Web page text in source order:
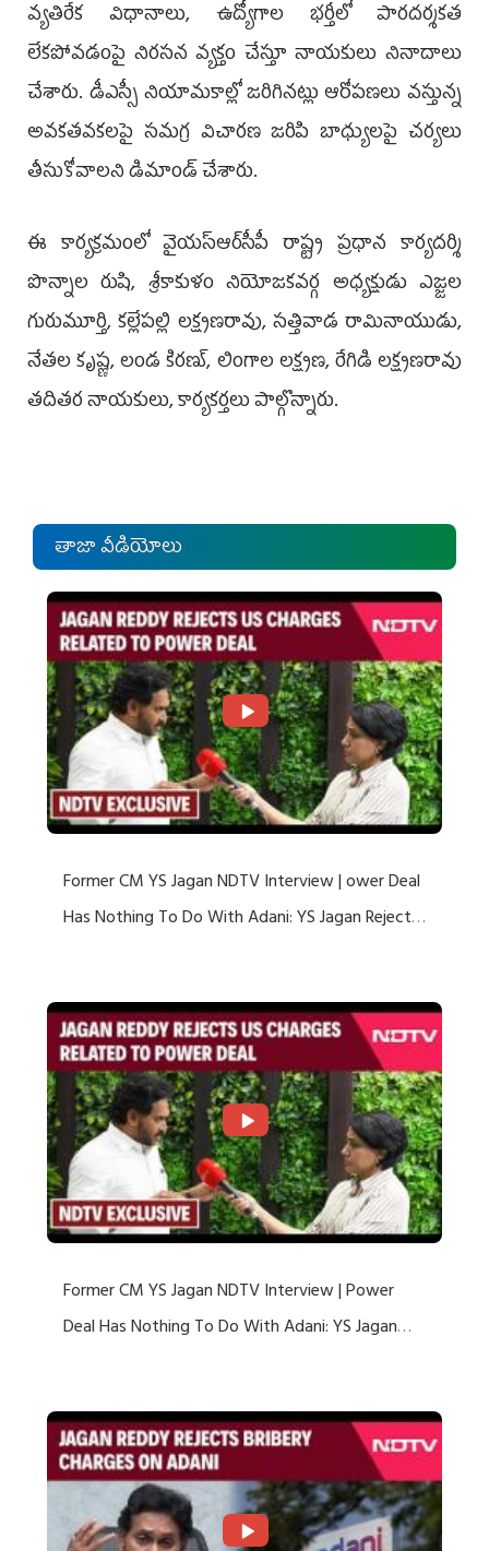
వ్యతిరేక విధానాలు, ఉద్యోగాల భర్తీలో పారదర్శకత
లేకపోవడంపై నిరసన వ్యక్తం చేస్తూ నాయకులు నినాదాలు
చేశారు. డీఎస్సీ నియామకాల్లో జరిగినట్లు ఆరోపణలు వస్తున్న
అవకతవకలపై సమగ్ర విచారణ జరిపి బాధ్యులపై చర్యలు
తీసుకోవాలని డిమాండ్ చేశారు.
ఈ కార్యక్రమంలో వైయ‌స్ఆర్‌సీపీ రాష్ట్ర ప్రధాన కార్యదర్శి
పొన్నాల రుషి, శ్రీకాకుళం నియోజకవర్గ అధ్యక్షుడు ఎజ్జల
గురుమూర్తి, కల్లేపల్లి లక్ష్మణరావు, సత్తివాడ రామినాయుడు,
నేతల కృష్ణ, లండ కిరణ్, లింగాల లక్ష్మణ, రేగిడి లక్ష్మణరావు
తదితర నాయకులు, కార్యకర్తలు పాల్గొన్నారు.
తాజా వీడియోలు
Former CM YS Jagan NDTV Interview | ower Deal
Has Nothing To Do With Adani: YS Jagan Rejects
Former CM YS Jagan NDTV Interview | Power
Deal Has Nothing To Do With Adani: YS Jagan